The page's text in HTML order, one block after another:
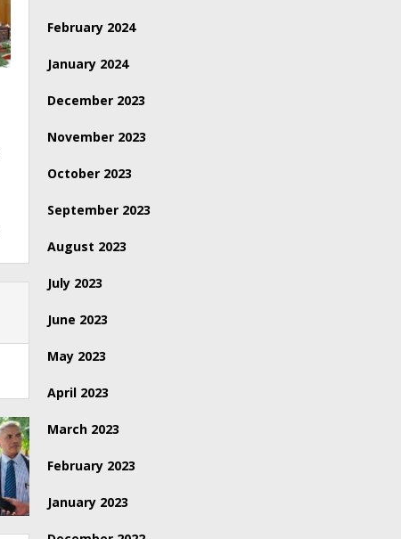
February 2024
January 2024
December 2023
November 2023
October 2023
September 2023
August 2023
July 2023
June 2023
May 2023
April 2023
March 2023
February 2023
January 2023